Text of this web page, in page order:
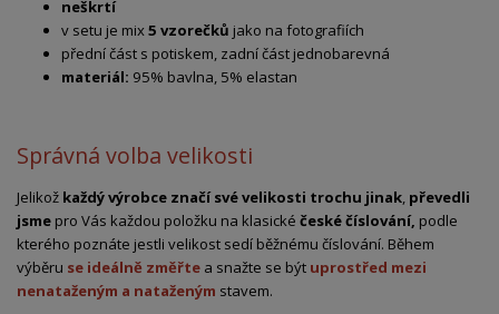
neškrtí
v setu je mix 5 vzorečků jako na fotografiích
přední část s potiskem, zadní část jednobarevná
materiál: 95% bavlna, 5% elastan
Správná volba velikosti
Jelikož každý výrobce značí své velikosti trochu jinak převedli
jsme pro Vás každou položku na klasické české číslování, podle
kterého poznáte jestli velikost sedí běžnému číslování. Během
výběru se ideálně změřte a snažte se být uprostřed mezi
nenataženým a nataženým stavem.